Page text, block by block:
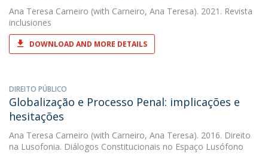
Ana Teresa Carneiro (with Carneiro, Ana Teresa). 2021. Revista
inclusiones
DOWNLOAD AND MORE DETAILS
DIREITO PÚBLICO
Globalização e Processo Penal: implicações e
hesitações
Ana Teresa Carneiro (with Carneiro, Ana Teresa). 2016. Direito
na Lusofonia. Diálogos Constitucionais no Espaço Lusófono